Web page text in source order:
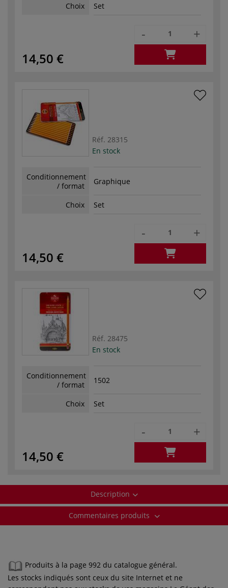
Choix Set
14,50 €
- +
Réf. 28315
En stock
Conditionnement
/ format
Graphique
Choix Set
14,50 €
- +
Réf. 28475
En stock
Conditionnement
/ format
1502
Choix Set
14,50 €
- +
Description
Commentaires produits
Produits à la page 992 du catalogue général.
Les stocks indiqués sont ceux du site Internet et ne